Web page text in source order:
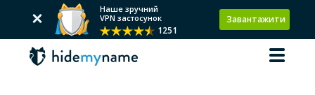
Наше зручний
VPN застосунок
1251
Завантажити